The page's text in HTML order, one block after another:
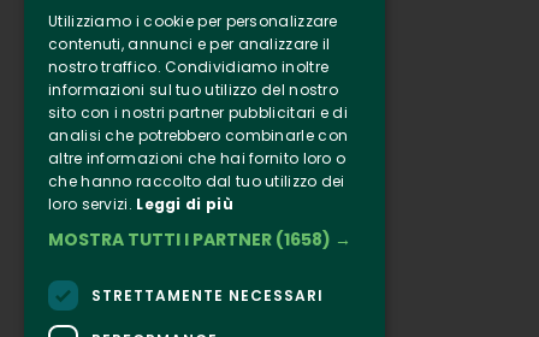
Tenuta Selvaggia
Contacts
Online ticketing
Clappit
Information
Follow Us
Facebook
Utilizziamo i cookie per personalizzare
contenuti, annunci e per analizzare il
nostro traffico. Condividiamo inoltre
informazioni sul tuo utilizzo del nostro
sito con i nostri partner pubblicitari e di
analisi che potrebbero combinarle con
altre informazioni che hai fornito loro o
che hanno raccolto dal tuo utilizzo dei
loro servizi. Leggi di più
MOSTRA TUTTI I PARTNER (1658) →
STRETTAMENTE NECESSARI